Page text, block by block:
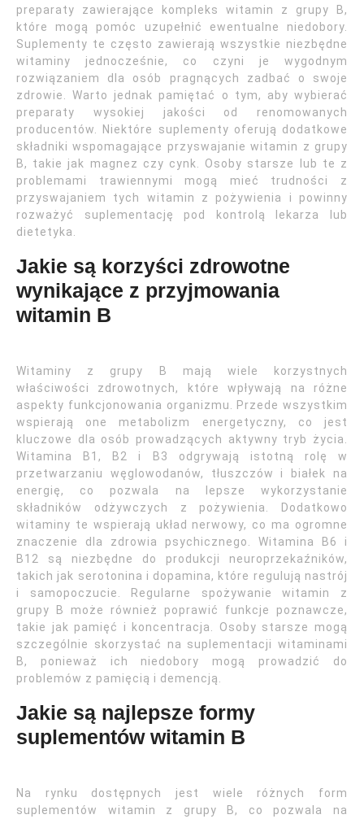
preparaty zawierające kompleks witamin z grupy B,
które mogą pomóc uzupełnić ewentualne niedobory.
Suplementy te często zawierają wszystkie niezbędne
witaminy jednocześnie, co czyni je wygodnym
rozwiązaniem dla osób pragnących zadbać o swoje
zdrowie. Warto jednak pamiętać o tym, aby wybierać
preparaty wysokiej jakości od renomowanych
producentów. Niektóre suplementy oferują dodatkowe
składniki wspomagające przyswajanie witamin z grupy
B, takie jak magnez czy cynk. Osoby starsze lub te z
problemami trawiennymi mogą mieć trudności z
przyswajaniem tych witamin z pożywienia i powinny
rozważyć suplementację pod kontrolą lekarza lub
dietetyka.
Jakie są korzyści zdrowotne
wynikające z przyjmowania
witamin B
Witaminy z grupy B mają wiele korzystnych
właściwości zdrowotnych, które wpływają na różne
aspekty funkcjonowania organizmu. Przede wszystkim
wspierają one metabolizm energetyczny, co jest
kluczowe dla osób prowadzących aktywny tryb życia.
Witamina B1, B2 i B3 odgrywają istotną rolę w
przetwarzaniu węglowodanów, tłuszczów i białek na
energię, co pozwala na lepsze wykorzystanie
składników odżywczych z pożywienia. Dodatkowo
witaminy te wspierają układ nerwowy, co ma ogromne
znaczenie dla zdrowia psychicznego. Witamina B6 i
B12 są niezbędne do produkcji neuroprzekaźników,
takich jak serotonina i dopamina, które regulują nastrój
i samopoczucie. Regularne spożywanie witamin z
grupy B może również poprawić funkcje poznawcze,
takie jak pamięć i koncentracja. Osoby starsze mogą
szczególnie skorzystać na suplementacji witaminami
B, ponieważ ich niedobory mogą prowadzić do
problemów z pamięcią i demencją.
Jakie są najlepsze formy
suplementów witamin B
Na rynku dostępnych jest wiele różnych form
suplementów witamin z grupy B, co pozwala na